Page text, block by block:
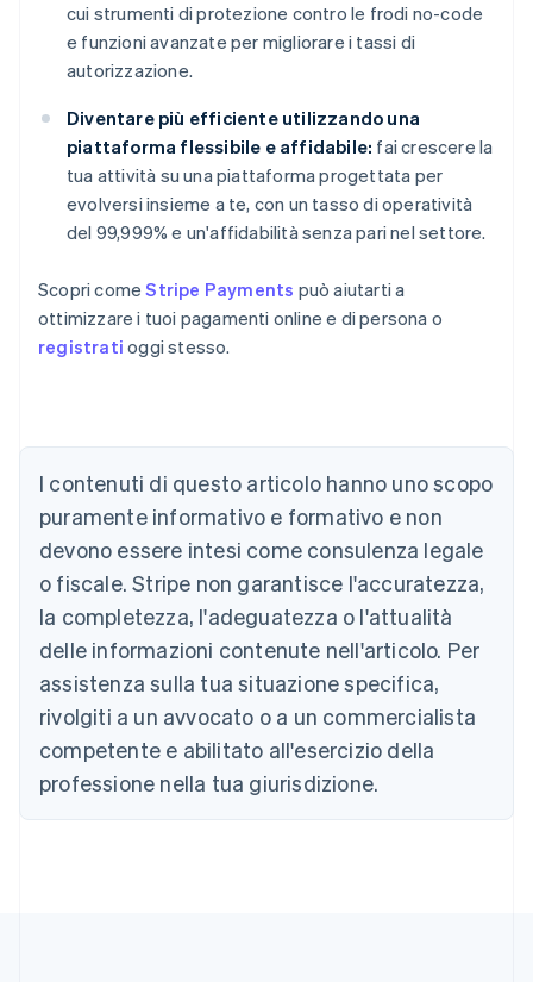
cui strumenti di protezione contro le frodi no-code
e funzioni avanzate per migliorare i tassi di
autorizzazione.
Diventare più efficiente utilizzando una
piattaforma flessibile e affidabile: fai crescere la
tua attività su una piattaforma progettata per
evolversi insieme a te, con un tasso di operatività
del 99,999% e un'affidabilità senza pari nel settore.
Scopri comeStripe Payments può aiutarti a
ottimizzare i tuoi pagamenti online e di persona o
registrati oggi stesso.
I contenuti di questo articolo hanno uno scopo
puramente informativo e formativo e non
devono essere intesi come consulenza legale
o fiscale. Stripe non garantisce l'accuratezza,
la completezza, l'adeguatezza o l'attualità
delle informazioni contenute nell'articolo. Per
assistenza sulla tua situazione specifica,
rivolgiti a un avvocato o a un commercialista
competente e abilitato all'esercizio della
professione nella tua giurisdizione.
English
Austria
Deutsch English
Belgio
NederlandsFrançaisDeutschEnglish
PortuguêsEnglish
Bulgaria
English
Canada
English Français
Cina continentale
Cipro
English